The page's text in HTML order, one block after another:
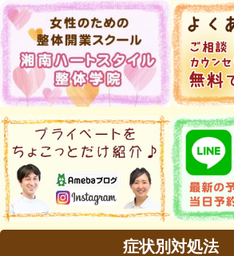
症状別対処法